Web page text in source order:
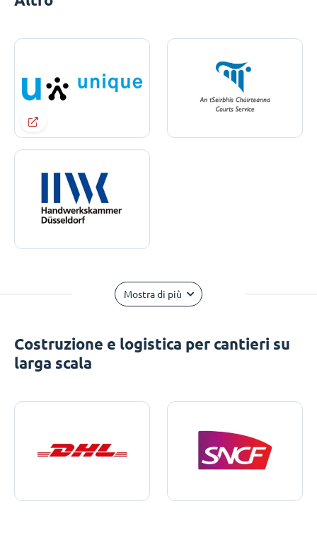
Mostra di più
Costruzione e logistica per cantieri su
larga scala